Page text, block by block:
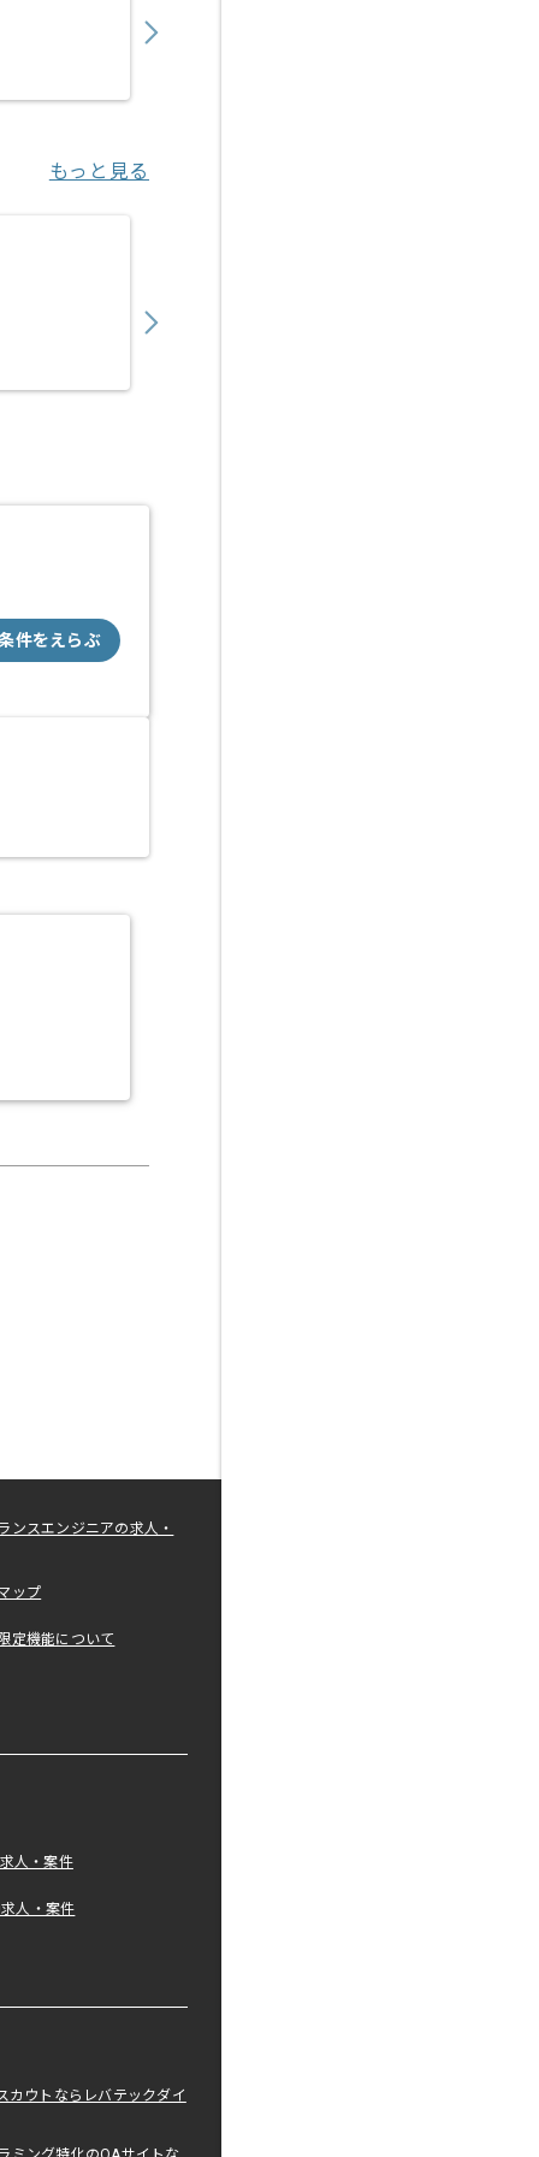
もっと見る
件をえらぶ
ンスエンジニアの求人・
ップ
定機能について
人・案件
人・案件
カウトならレバテックダイ